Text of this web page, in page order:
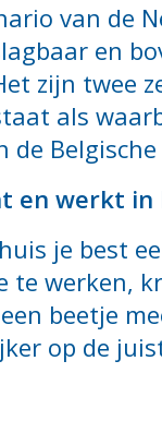
van de
en
zijn twee
als
de
en werkt
je best
te werken,
beetje
op de